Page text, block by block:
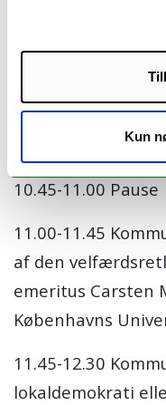
Kun
10.00-10.45
självstyrelse. Nytt
landskapsreform
Mäkinen, Vasa
10.45-11.00 Pause
11.00-11.45
af den
emeritus Carsten
Københavns
11.45-12.30
lokaldemokrati